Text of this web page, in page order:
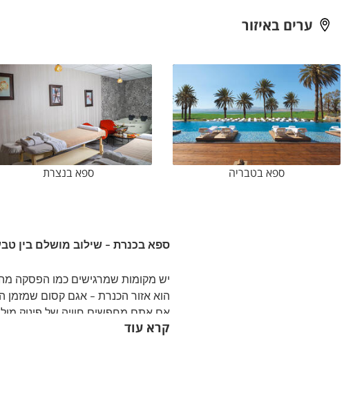
ערים באיזור
ספא בטבריה ספא בנצרת
קרא עוד
ספא בכנרת – שילוב מושלם בין
יש מקומות שמרגישים כמו הפסקה
הוא אזור הכנרת – אגם קסום שמזמן
אם אתם מחפשים חוויה של פינוק מול
צריכים.